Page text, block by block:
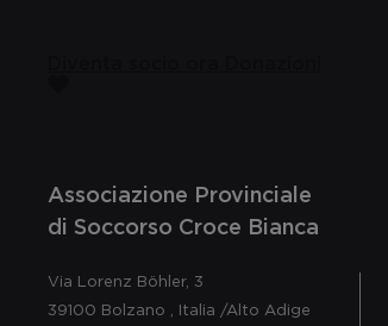
Associazione Provinciale
di Soccorso Croce Bianca
Via Lorenz Böhler, 3
39100 Bolzano Italia /Alto Adige